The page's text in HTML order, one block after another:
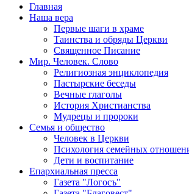
Главная
Наша вера
Первые шаги в храме
Таинства и обряды Церкви
Священное Писание
Мир. Человек. Слово
Религиозная энциклопедия
Пастырские беседы
Вечные глаголы
История Христианства
Мудрецы и пророки
Семья и общество
Человек в Церкви
Психология семейных
Дети и воспитание
Епархиальная пресса
Газета "Логосъ"